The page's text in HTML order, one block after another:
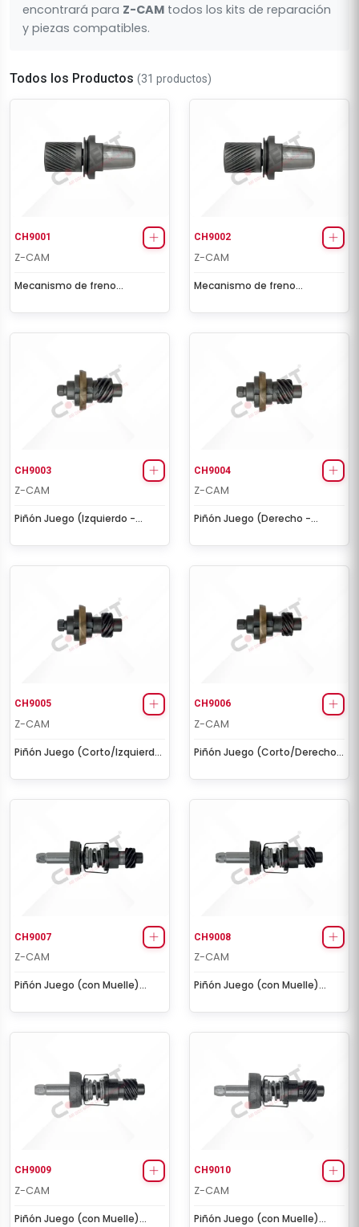
encontrará para Z-CAM todos los kits de reparación
y piezas compatibles.
Todos los Productos (31 productos)
CH9001
Z-CAM
Mecanismo de freno
CH9002
Z-CAM
Mecanismo de freno
CH9003
Z-CAM
Piñón Juego (Izquierdo -
CH9004
Z-CAM
Piñón Juego (Derecho -
CH9005
Z-CAM
Piñón Juego (Corto/Izquierdo
CH9006
Z-CAM
Piñón Juego (Corto/Derecho -
CH9007
Z-CAM
Piñón Juego (con Muelle)
CH9008
Z-CAM
Piñón Juego (con Muelle)
CH9009
Z-CAM
Piñón Juego (con Muelle)
CH9010
Z-CAM
Piñón Juego (con Muelle)